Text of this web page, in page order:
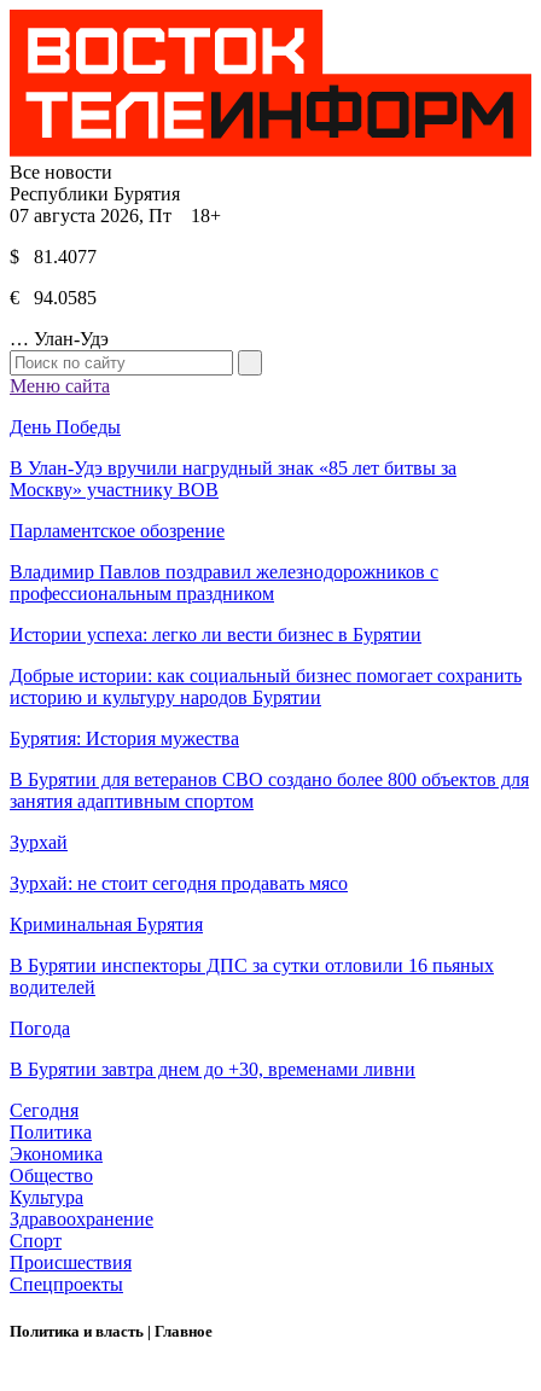
Все новости
Республики Бурятия
07 августа 2026, Пт 18+
$ 81.4077
€ 94.0585
… Улан-Удэ
Меню сайта
День Победы
В Улан-Удэ вручили нагрудный знак «85 лет битвы за
Москву» участнику ВОВ
Парламентское обозрение
Владимир Павлов поздравил железнодорожников с
профессиональным праздником
Истории успеха: легко ли вести бизнес в Бурятии
Добрые истории: как социальный бизнес помогает сохранить
историю и культуру народов Бурятии
Бурятия: История мужества
В Бурятии для ветеранов СВО создано более 800 объектов для
занятия адаптивным спортом
Зурхай
Зурхай: не стоит сегодня продавать мясо
Криминальная Бурятия
В Бурятии инспекторы ДПС за сутки отловили 16 пьяных
водителей
Погода
В Бурятии завтра днем до +30, временами ливни
Сегодня
Политика
Экономика
Общество
Культура
Здравоохранение
Спорт
Происшествия
Спецпроекты
Политика и власть | Главное